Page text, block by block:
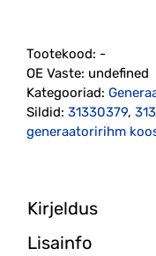
D5
2007-
(31401425)
kogus
Tootekood: -
OE Vaste: undefined
Kategooriad:
Sildid: 31330379,
generaatoririhm
Kirjeldus
Lisainfo